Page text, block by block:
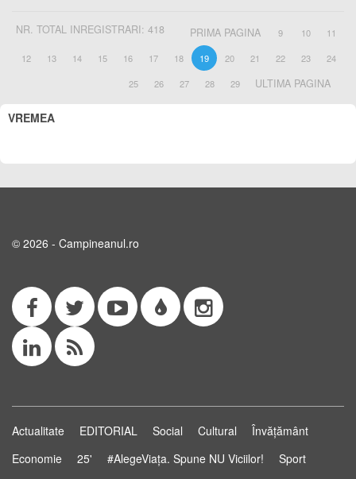
NR. TOTAL INREGISTRARI: 418 PRIMA PAGINA 9 10
11
12
13 14 15 16 17 18 19 20 21 22 23
24
25
26 27 28 29 ULTIMA PAGINA
VREMEA
© 2026 - Campineanul.ro
Actualitate EDITORIAL Social Cultural
Învățământ
Economie
25' #AlegeViața. Spune NU Viciilor!
Sport